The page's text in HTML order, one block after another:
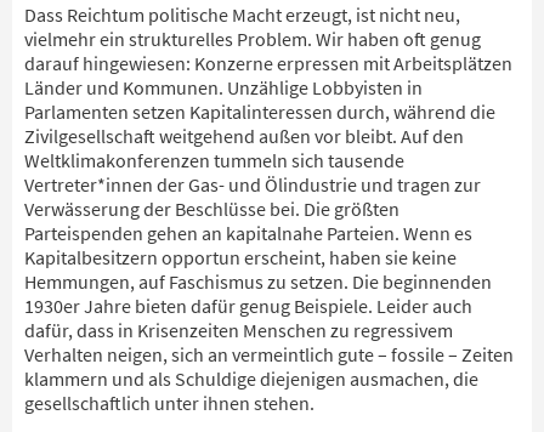
Dass Reichtum politische Macht erzeugt, ist nicht neu,
vielmehr ein strukturelles Problem. Wir haben oft genug
darauf hingewiesen: Konzerne erpressen mit Arbeitsplätzen
Länder und Kommunen. Unzählige Lobbyisten in
Parlamenten setzen Kapitalinteressen durch, während die
Zivilgesellschaft weitgehend außen vor bleibt. Auf den
Weltklimakonferenzen tummeln sich tausende
Vertreter*innen der Gas- und Ölindustrie und tragen zur
Verwässerung der Beschlüsse bei. Die größten
Parteispenden gehen an kapitalnahe Parteien. Wenn es
Kapitalbesitzern opportun erscheint, haben sie keine
Hemmungen, auf Faschismus zu setzen. Die beginnenden
1930er Jahre bieten dafür genug Beispiele. Leider auch
dafür, dass in Krisenzeiten Menschen zu regressivem
Verhalten neigen, sich an vermeintlich gute – fossile – Zeiten
klammern und als Schuldige diejenigen ausmachen, die
gesellschaftlich unter ihnen stehen.